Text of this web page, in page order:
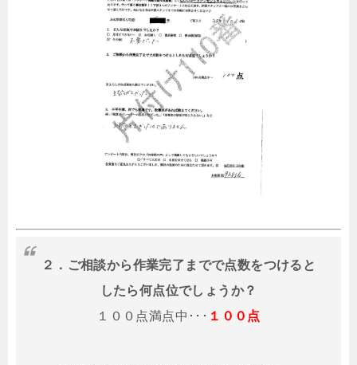
２．ご相談から作業完了までで点数をつけると
したら何点位でしょうか？
１００点満点中･･･ １００点